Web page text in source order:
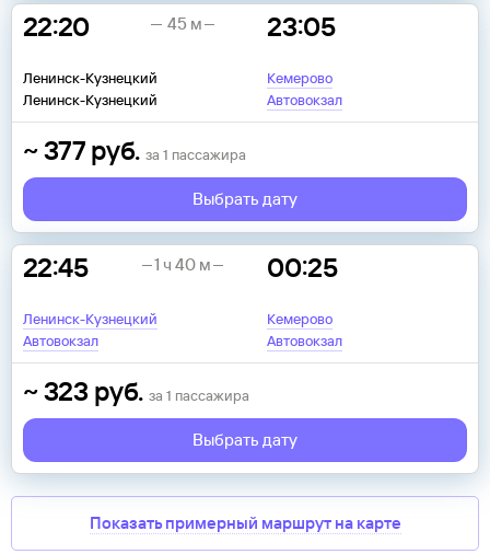
22:20
Ленинск-Кузнецкий
Ленинск-Кузнецкий
23:05
Кемерово
Автовокзал
45 м
~377 руб. за 1 пассажира
Выбрать дату
22:45
Ленинск-Кузнецкий
Автовокзал
00:25
Кемерово
Автовокзал
1 ч 40 м
~323 руб. за 1 пассажира
Выбрать дату
Показать примерный маршрут на карте